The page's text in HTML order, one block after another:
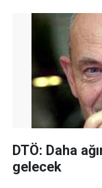
DTÖ: Daha
gelecek